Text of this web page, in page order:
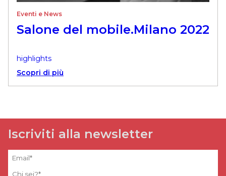
Eventi e News
Salone del mobile.Milano 2022
highlights
Scopri di più
Iscriviti alla newsletter